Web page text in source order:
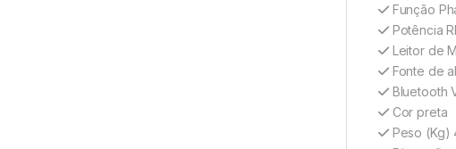
Função
Potência
Leitor de
Fonte de
Bluetooth
Cor preta
Peso (Kg)